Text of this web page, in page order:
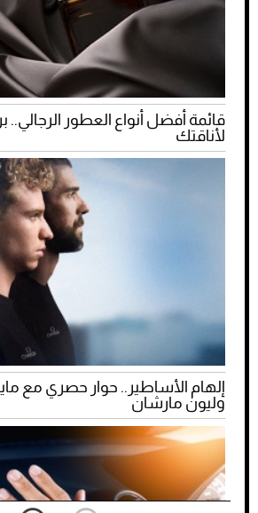
قائمة أفضل أنواع العطور الرجالي..
لأناقتك
إلهام الأساطير.. حوار حصري مع
وليون مارشان